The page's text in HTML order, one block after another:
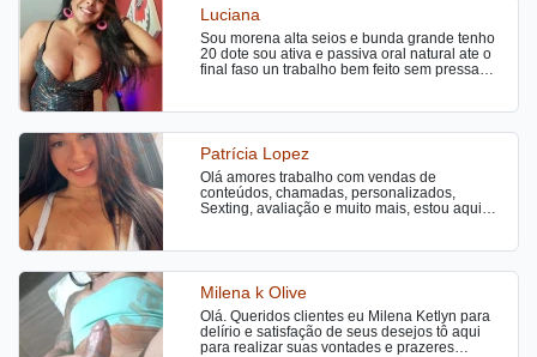
Luciana
Sou morena alta seios e bunda grande tenho
20 dote sou ativa e passiva oral natural ate o
final faso un trabalho bem feito sem pressa
Patrícia Lopez
Olá amores trabalho com vendas de
conteúdos, chamadas, personalizados,
Sexting, avaliação e muito mais, estou aqui
Milena k Olive
Olá. Queridos clientes eu Milena Ketlyn para
delírio e satisfação de seus desejos tô aqui
para realizar suas vontades e prazeres